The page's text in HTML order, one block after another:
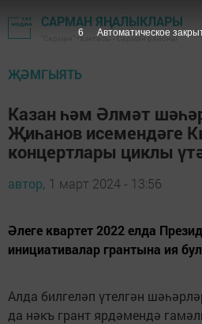
САРМАН ЯҢАЛЫКЛАРЫ
"Сарман" газетасы - Сарман районы
ҖӘМГЫЯТЬ
Казан һәм Әлмәт
Җиһанов исемендәге
концертлары циклы
автор, 1 март 2024 - 13:56
Әлеге квартет 2022 елда
инициативалар грантына ия
Алда билгеләп үтелгән
да нәкъ грант ярдәмендә
5 Автоматическое